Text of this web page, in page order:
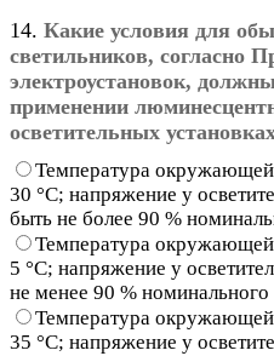
14. Какие условия для
светильников, согласно
электроустановок,
применении
осветительных
Температура
30 °С; напряжение у
быть не более 90 %
Температура
5 °С; напряжение у
не менее 90 % номинального
Температура
35 °С; напряжение у